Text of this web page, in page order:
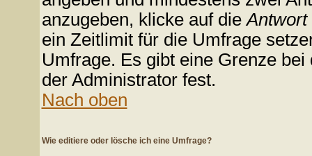
anzugeben, klicke auf dieAntwort
ein Zeitlimit für die Umfrage
Umfrage. Es gibt eine Grenze
der Administrator fest.
Nach oben
Wie editiere oder lösche ich eine Umfrage?